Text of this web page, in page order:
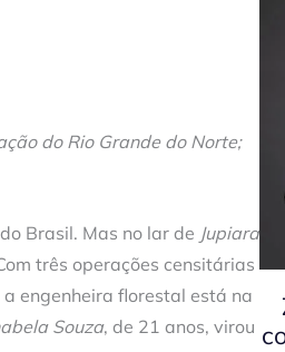
do Rio Grande do Norte;
Brasil. Mas no lar de Jupiara
três operações censitárias
engenheira florestal está na
Souza, de 21 anos, virou